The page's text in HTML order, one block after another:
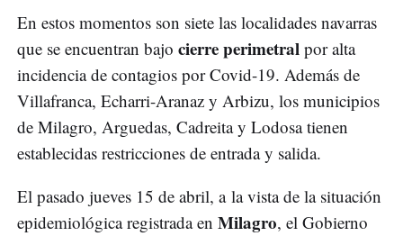
En estos momentos son siete las localidades navarras
que se encuentran bajo cierre perimetral por alta
incidencia de contagios por Covid-19. Además de
Villafranca, Echarri-Aranaz y Arbizu, los municipios
de Milagro, Arguedas, Cadreita y Lodosa tienen
establecidas restricciones de entrada y salida.
El pasado jueves 15 de abril, a la vista de la situación
epidemiológica registrada en Milagro, el Gobierno